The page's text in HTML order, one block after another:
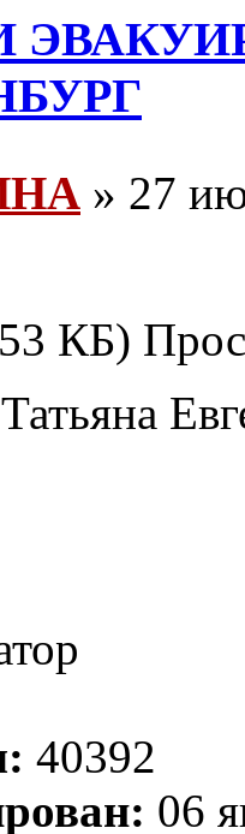
» 27
КБ)
40392
06